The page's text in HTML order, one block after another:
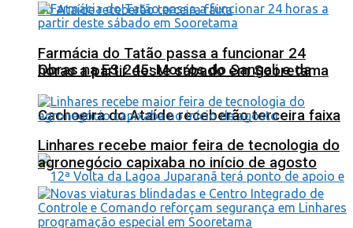
Obras na ES 245: Morros do Sangali e da
Cachoeira do Ataíde receberão terceira faixa
Farmácia do Tatão passa a funcionar 24
horas a partir deste sábado em Sooretama
Linhares recebe maior feira de tecnologia do
agronegócio capixaba no início de agosto